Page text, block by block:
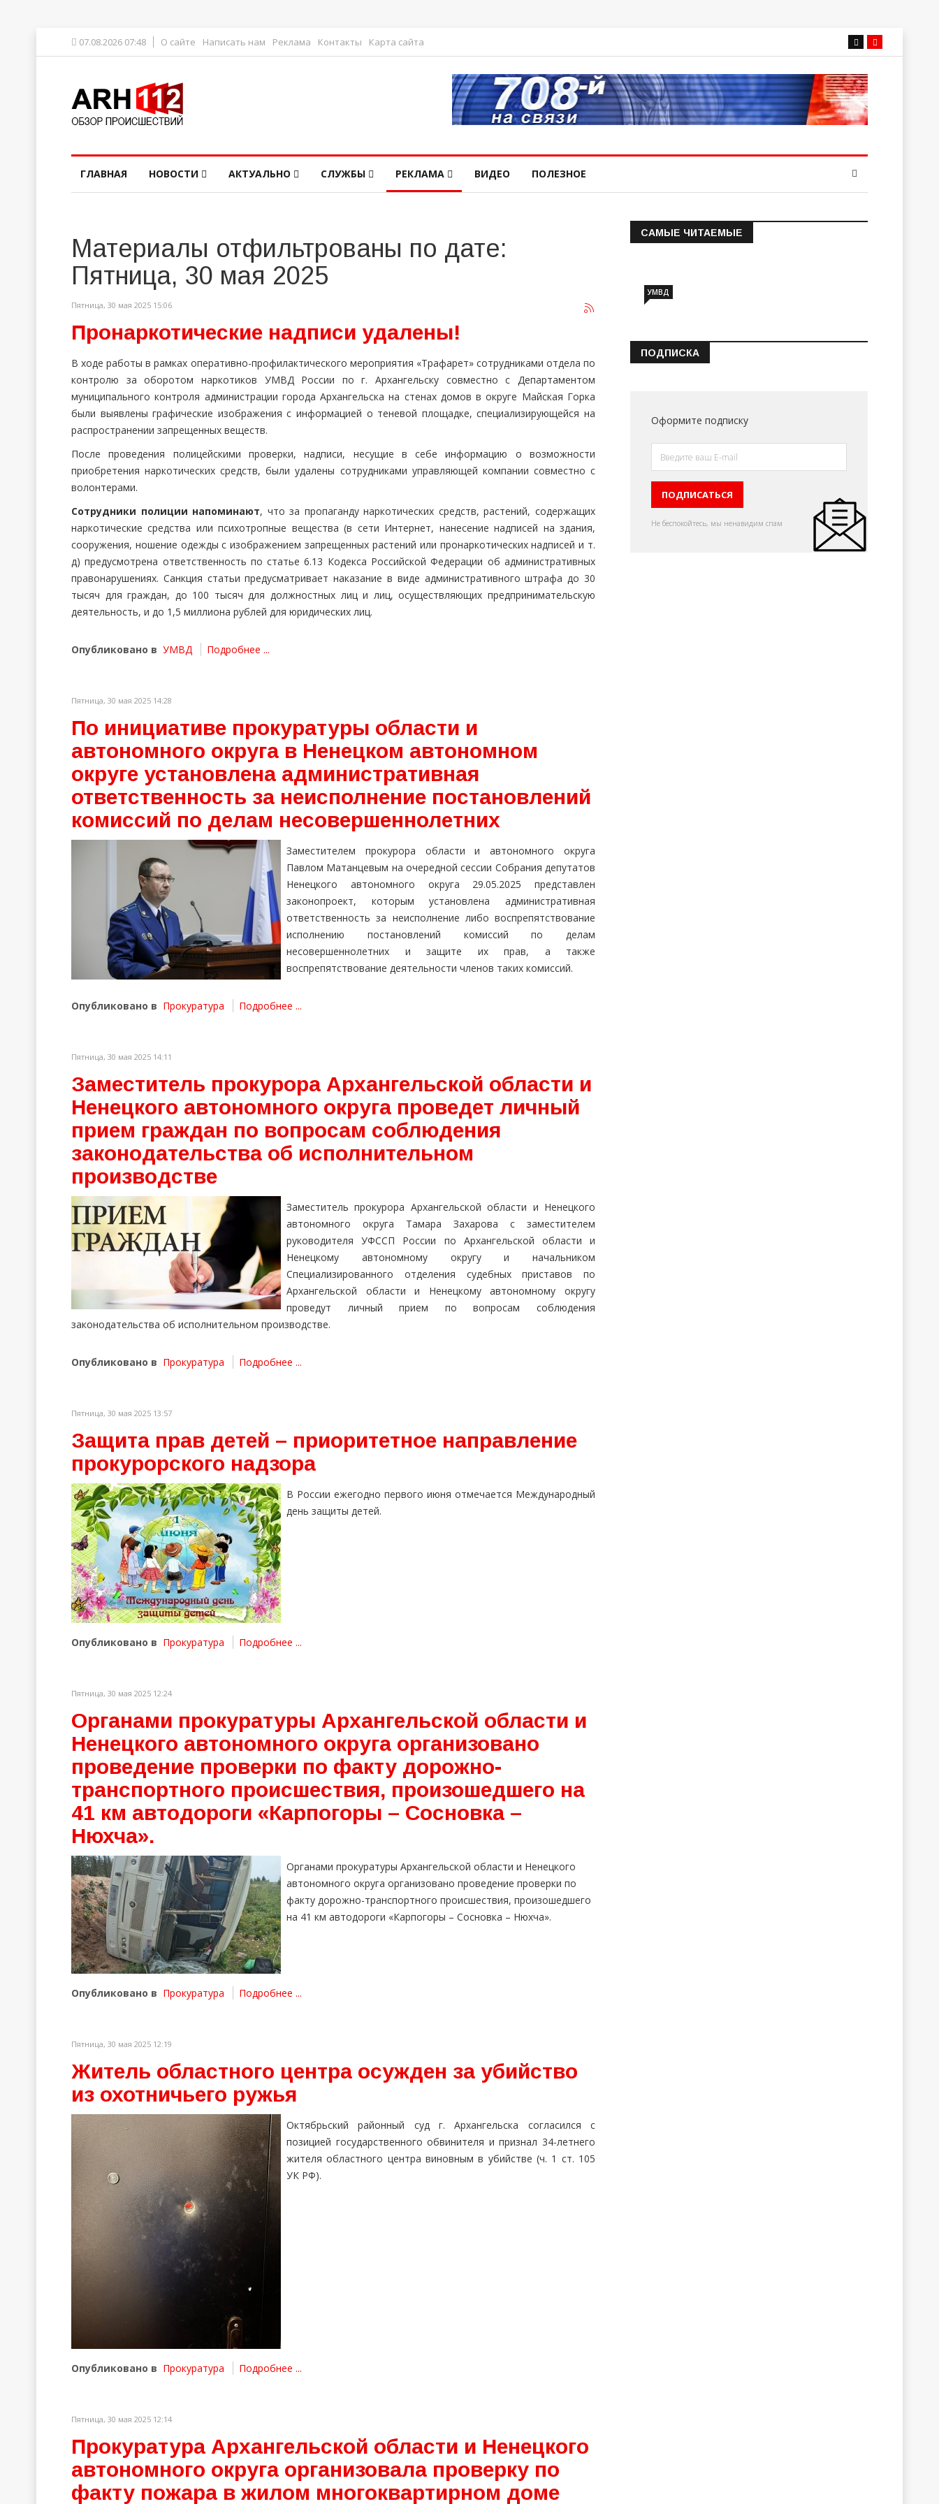
07.08.2026 07:48 О сайте Написать нам Реклама Контакты Карта сайта
ГЛАВНАЯ НОВОСТИ АКТУАЛЬНО СЛУЖБЫ РЕКЛАМА ВИДЕО ПОЛЕЗНОЕ
Материалы отфильтрованы по дате:
Пятница, 30 мая 2025
Пятница, 30 мая 2025 15:06
Пронаркотические надписи удалены!
В ходе работы в рамках оперативно-профилактического мероприятия «Трафарет» сотрудниками отдела по
контролю за оборотом наркотиков УМВД России по г. Архангельску совместно с Департаментом
муниципального контроля администрации города Архангельска на стенах домов в округе Майская Горка
были выявлены графические изображения с информацией о теневой площадке, специализирующейся на
распространении запрещенных веществ.
После проведения полицейскими проверки, надписи, несущие в себе информацию о возможности
приобретения наркотических средств, были удалены сотрудниками управляющей компании совместно с
волонтерами.
Сотрудники полиции напоминают, что за пропаганду наркотических средств, растений, содержащих
наркотические средства или психотропные вещества (в сети Интернет, нанесение надписей на здания,
сооружения, ношение одежды с изображением запрещенных растений или пронаркотических надписей и т.
д) предусмотрена ответственность по статье 6.13 Кодекса Российской Федерации об административных
правонарушениях. Санкция статьи предусматривает наказание в виде административного штрафа до 30
тысяч для граждан, до 100 тысяч для должностных лиц и лиц, осуществляющих предпринимательскую
деятельность, и до 1,5 миллиона рублей для юридических лиц.
Опубликовано в УМВД Подробнее ...
Пятница, 30 мая 2025 14:28
По инициативе прокуратуры области и
автономного округа в Ненецком автономном
округе установлена административная
ответственность за неисполнение постановлений
комиссий по делам несовершеннолетних
Заместителем прокурора области и автономного округа
Павлом Матанцевым на очередной сессии Собрания депутатов
Ненецкого автономного округа 29.05.2025 представлен
законопроект, которым установлена административная
ответственность за неисполнение либо воспрепятствование
исполнению постановлений комиссий по делам
несовершеннолетних и защите их прав, а также
воспрепятствование деятельности членов таких комиссий.
Опубликовано в Прокуратура Подробнее ...
Пятница, 30 мая 2025 14:11
Заместитель прокурора Архангельской области и
Ненецкого автономного округа проведет личный
прием граждан по вопросам соблюдения
законодательства об исполнительном
производстве
Заместитель прокурора Архангельской области и Ненецкого
автономного округа Тамара Захарова с заместителем
руководителя УФССП России по Архангельской области и
Ненецкому автономному округу и начальником
Специализированного отделения судебных приставов по
Архангельской области и Ненецкому автономному округу
проведут личный прием по вопросам соблюдения
законодательства об исполнительном производстве.
Опубликовано в Прокуратура Подробнее ...
Пятница, 30 мая 2025 13:57
Защита прав детей – приоритетное направление
прокурорского надзора
В России ежегодно первого июня отмечается Международный
день защиты детей.
Опубликовано в Прокуратура Подробнее ...
Пятница, 30 мая 2025 12:24
Органами прокуратуры Архангельской области и
Ненецкого автономного округа организовано
проведение проверки по факту дорожно-
транспортного происшествия, произошедшего на
41 км автодороги «Карпогоры – Сосновка –
Нюхча».
Органами прокуратуры Архангельской области и Ненецкого
автономного округа организовано проведение проверки по
факту дорожно-транспортного происшествия, произошедшего
на 41 км автодороги «Карпогоры – Сосновка – Нюхча».
Опубликовано в Прокуратура Подробнее ...
Пятница, 30 мая 2025 12:19
Житель областного центра осужден за убийство
из охотничьего ружья
Октябрьский районный суд г. Архангельска согласился с
позицией государственного обвинителя и признал 34-летнего
жителя областного центра виновным в убийстве (ч. 1 ст. 105
УК РФ).
Опубликовано в Прокуратура Подробнее ...
Пятница, 30 мая 2025 12:14
Прокуратура Архангельской области и Ненецкого
автономного округа организовала проверку по
факту пожара в жилом многоквартирном доме
САМЫЕ ЧИТАЕМЫЕ
Информация о состоянии
УМВД
ПОДПИСКА
Оформите подписку
Не беспокойтесь, мы ненавидим спам